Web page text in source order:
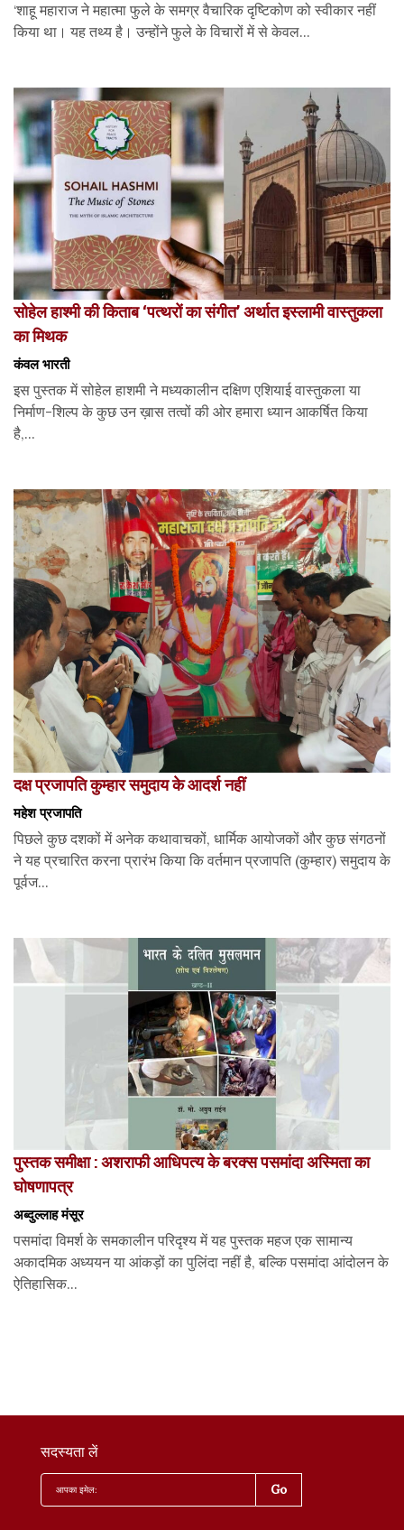
‘शाहू महाराज ने महात्मा फुले के समग्र वैचारिक दृष्टिकोण को स्वीकार नहीं
किया था। यह तथ्य है। उन्होंने फुले के विचारों में से केवल...
सोहेल हाश्मी की किताब ‘पत्थरों का संगीत’ अर्थात इस्लामी वास्तुकला
का मिथक
कंवल भारती
इस पुस्तक में सोहेल हाशमी ने मध्यकालीन दक्षिण एशियाई वास्तुकला या
निर्माण-शिल्प के कुछ उन ख़ास तत्वों की ओर हमारा ध्यान आकर्षित किया
है,...
दक्ष प्रजापति कुम्हार समुदाय के आदर्श नहीं
महेश प्रजापति
पिछले कुछ दशकों में अनेक कथावाचकों, धार्मिक आयोजकों और कुछ संगठनों
ने यह प्रचारित करना प्रारंभ किया कि वर्तमान प्रजापति (कुम्हार) समुदाय के
पूर्वज...
पुस्तक समीक्षा : अशराफी आधिपत्य के बरक्स पसमांदा अस्मिता का
घोषणापत्र
अब्दुल्लाह मंसूर
पसमांदा विमर्श के समकालीन परिदृश्य में यह पुस्तक महज एक सामान्य
अकादमिक अध्ययन या आंकड़ों का पुलिंदा नहीं है, बल्कि पसमांदा आंदोलन के
ऐतिहासिक...
सदस्यता लें